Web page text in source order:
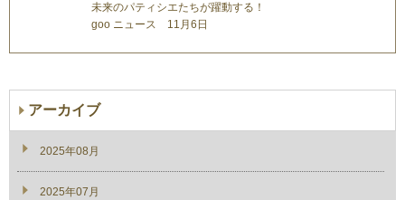
未来のパティシエたちが躍動する！
goo ニュース 11月6日
アーカイブ
2025年08月
2025年07月